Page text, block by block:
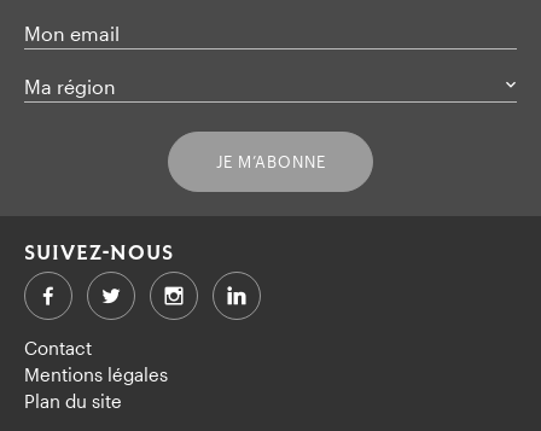
Mon email
Ma région
JE M’ABONNE
Contact
Mentions légales
Plan du site
SUIVEZ-NOUS
FacebookTwitter LinkedIn